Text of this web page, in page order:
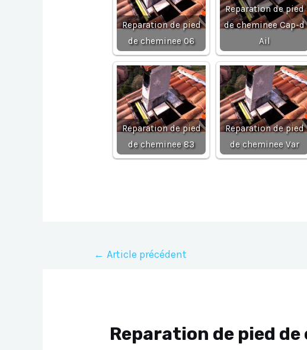
Reparation de pied
de cheminee 06
Reparation de pied
de cheminee Cap-d
Ail
Reparation de pied
de cheminee 83
Reparation de pied
de cheminee Var
Navigation
← Article précédent
Reparation de pied de